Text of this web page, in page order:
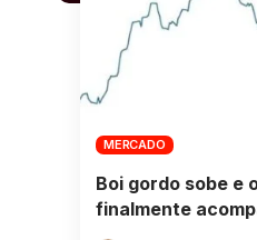
MERCADO
Boi gordo sobe e
finalmente